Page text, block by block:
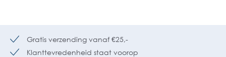
Gratis verzending vanaf €25,-
Klanttevredenheid staat voorop